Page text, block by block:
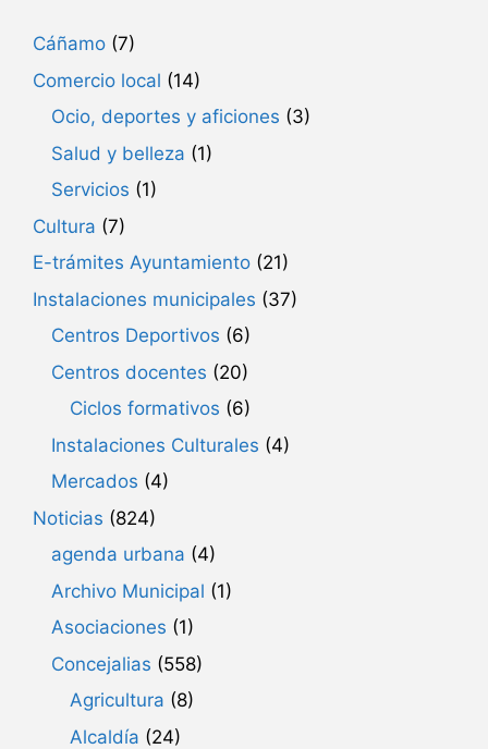
Cáñamo (7)
Comercio local (14)
Ocio, deportes y aficiones (3)
Salud y belleza (1)
Servicios (1)
Cultura (7)
E-trámites Ayuntamiento (21)
Instalaciones municipales (37)
Centros Deportivos (6)
Centros docentes (20)
Ciclos formativos (6)
Instalaciones Culturales (4)
Mercados (4)
Noticias (824)
agenda urbana (4)
Archivo Municipal (1)
Asociaciones (1)
Concejalias (558)
Agricultura (8)
Alcaldía (24)